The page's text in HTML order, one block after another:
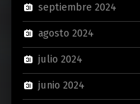
septiembre 2024
agosto 2024
julio 2024
junio 2024